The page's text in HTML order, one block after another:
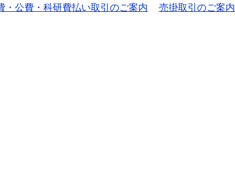
・公費・科研費払い取引のご案内 売掛取引のご案内